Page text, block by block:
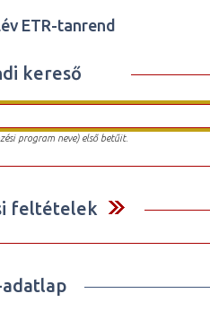
ETR-tanrend
kereső
program neve) első betűit.
feltételek
adatlap